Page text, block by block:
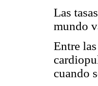
Las
mundo
Entre
cuando